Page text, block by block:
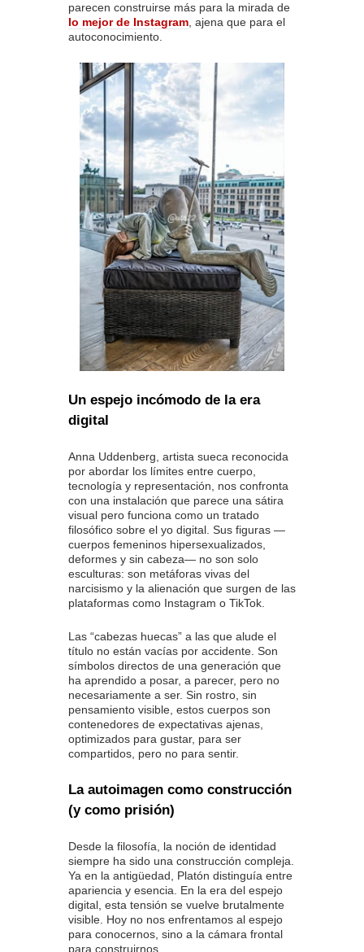
parecen construirse más para la mirada de
lo mejor de Instagram , ajena que para el
autoconocimiento.
Un espejo incómodo de la era
digital
Anna Uddenberg, artista sueca reconocida
por abordar los límites entre cuerpo,
tecnología y representación, nos confronta
con una instalación que parece una sátira
visual pero funciona como un tratado
filosófico sobre el yo digital. Sus figuras —
cuerpos femeninos hipersexualizados,
deformes y sin cabeza— no son solo
esculturas: son metáforas vivas del
narcisismo y la alienación que surgen de las
plataformas como Instagram o TikTok.
Las “cabezas huecas” a las que alude el
título no están vacías por accidente. Son
símbolos directos de una generación que
ha aprendido a posar, a parecer, pero no
necesariamente a ser. Sin rostro, sin
pensamiento visible, estos cuerpos son
contenedores de expectativas ajenas,
optimizados para gustar, para ser
compartidos, pero no para sentir.
La autoimagen como construcción
(y como prisión)
Desde la filosofía, la noción de identidad
siempre ha sido una construcción compleja.
Ya en la antigüedad, Platón distinguía entre
apariencia y esencia. En la era del espejo
digital, esta tensión se vuelve brutalmente
visible. Hoy no nos enfrentamos al espejo
para conocernos, sino a la cámara frontal
para construirnos.